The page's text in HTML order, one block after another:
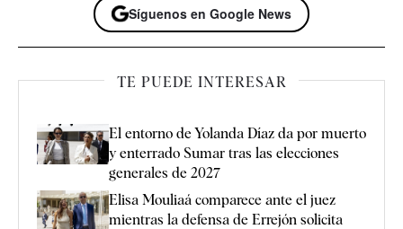
Síguenos en Google News
TE PUEDE INTERESAR
El entorno de Yolanda Díaz da por muerto
y enterrado Sumar tras las elecciones
generales de 2027
Elisa Mouliaá comparece ante el juez
mientras la defensa de Errejón solicita